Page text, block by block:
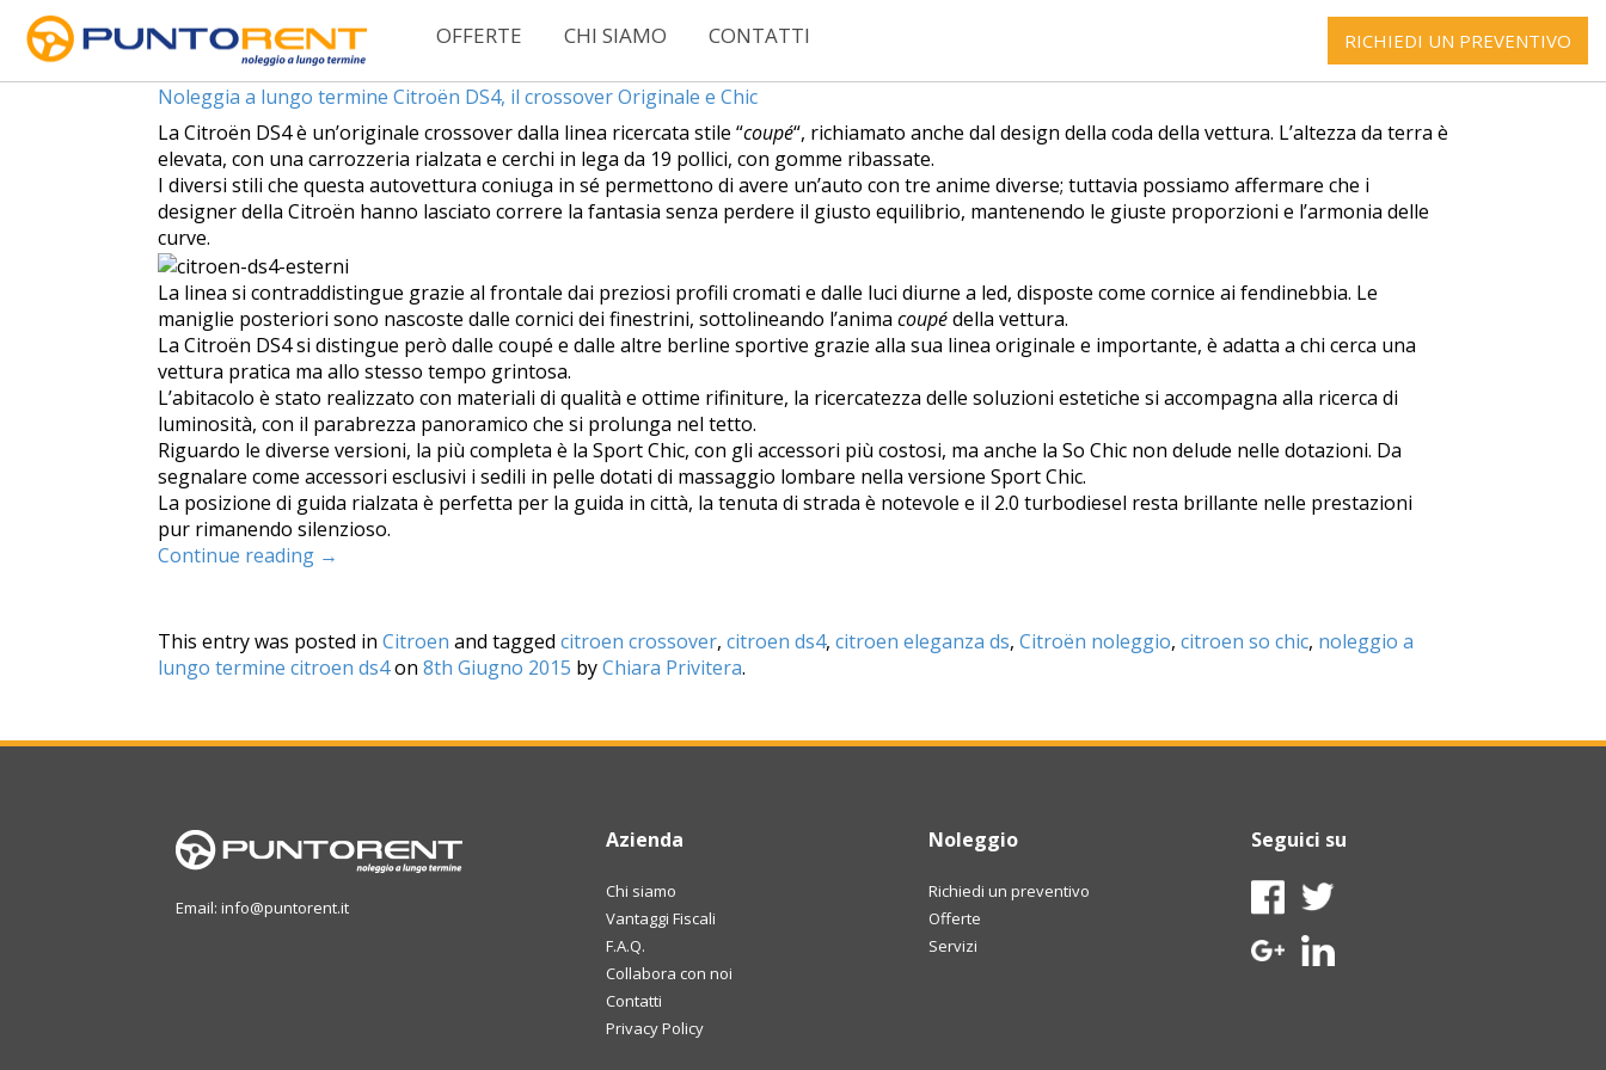
OFFERTE CHI SIAMO CONTATTI RICHIEDI UN PREVENTIVO
Tag Archives:citroen so chic
Noleggia a lungo termine Citroën DS4, il crossover Originale e Chic
La Citroën DS4 è un’originale crossover dalla linea ricercata stile “coupé“, richiamato anche dal design della coda della vettura. L’altezza da terra è
elevata, con una carrozzeria rialzata e cerchi in lega da 19 pollici, con gomme ribassate.
I diversi stili che questa autovettura coniuga in sé permettono di avere un’auto con tre anime diverse; tuttavia possiamo affermare che i
designer della Citroën hanno lasciato correre la fantasia senza perdere il giusto equilibrio, mantenendo le giuste proporzioni e l’armonia delle
curve.
La linea si contraddistingue grazie al frontale dai preziosi profili cromati e dalle luci diurne a led, disposte come cornice ai fendinebbia. Le
maniglie posteriori sono nascoste dalle cornici dei finestrini, sottolineando l’anima coupédella vettura.
La Citroën DS4 si distingue però dalle coupé e dalle altre berline sportive grazie alla sua linea originale e importante, è adatta a chi cerca una
vettura pratica ma allo stesso tempo grintosa.
L’abitacolo è stato realizzato con materiali di qualità e ottime rifiniture, la ricercatezza delle soluzioni estetiche si accompagna alla ricerca di
luminosità, con il parabrezza panoramico che si prolunga nel tetto.
Riguardo le diverse versioni, la più completa è la Sport Chic, con gli accessori più costosi, ma anche la So Chic non delude nelle dotazioni. Da
segnalare come accessori esclusivi i sedili in pelle dotati di massaggio lombare nella versione Sport Chic.
La posizione di guida rialzata è perfetta per la guida in città, la tenuta di strada è notevole e il 2.0 turbodiesel resta brillante nelle prestazioni
pur rimanendo silenzioso.
Continue reading →
This entry was posted in Citroen and tagged citroen crossover, citroen ds4, citroen eleganza ds, Citroën noleggio, citroen so chic, noleggio a
lungo termine citroen ds4on 8th Giugno 2015 byChiara Privitera.
Email: info@puntorent.it
Azienda
Chi siamo
Vantaggi Fiscali
F.A.Q.
Collabora con noi
Contatti
Privacy Policy
Noleggio
Richiedi un preventivo
Offerte
Servizi
Seguici su